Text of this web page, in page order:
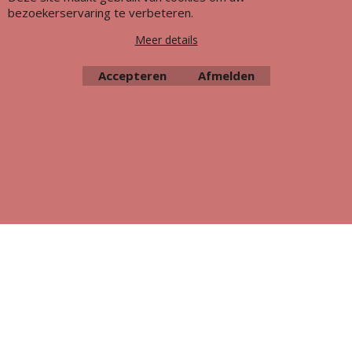
Webwinkel gemaakt met ShopFactory webwinkel software.
bezoekerservaring te verbeteren.
Meer details
Accepteren Afmelden